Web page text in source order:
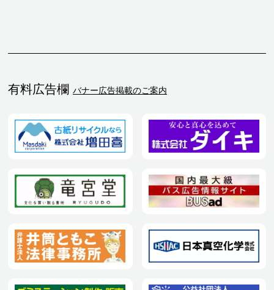
有料広告欄 バナー広告掲載のご案内